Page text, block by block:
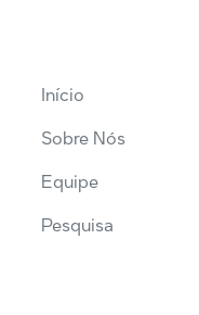
Início
Sobre Nós
Equipe
Pesquisa